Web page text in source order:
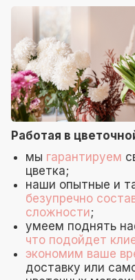
Работая в
мы гарантируем
цветка;
наши опытные и
безупречно
сложности;
умеем поднять
что подойдет
экономим ваше
доставку или